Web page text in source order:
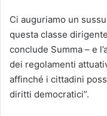
Ci auguriamo un
questa classe
conclude Summa – e
dei regolamenti
affinché i cittadini
diritti democratici”.